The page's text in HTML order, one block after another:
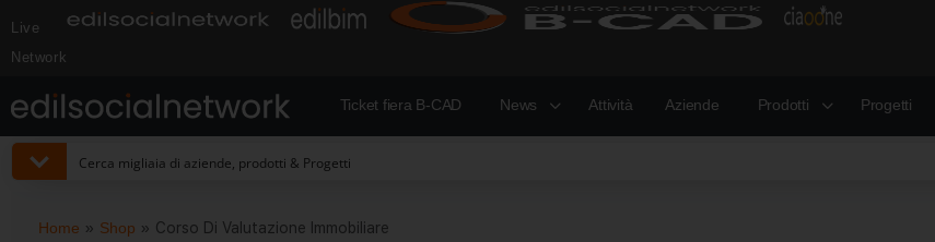
Live
Network
Ticket fiera B-CAD News Attività Aziende Prodotti Progetti
Home » Shop » Corso Di Valutazione Immobiliare